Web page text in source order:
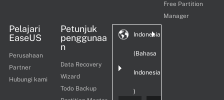
Free Partition
Manager
Pelajari
EaseUS
Perusahaan
Partner
Hubungi kami
Petunjuk
penggunaa
n
Data Recovery
Wizard
Todo Backup
Indonesia
(Bahasa
Indonesia
)